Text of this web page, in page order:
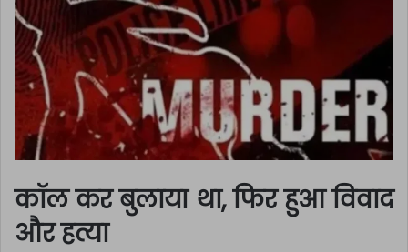
कॉल कर बुलाया था, फिर हुआ विवाद
और हत्या